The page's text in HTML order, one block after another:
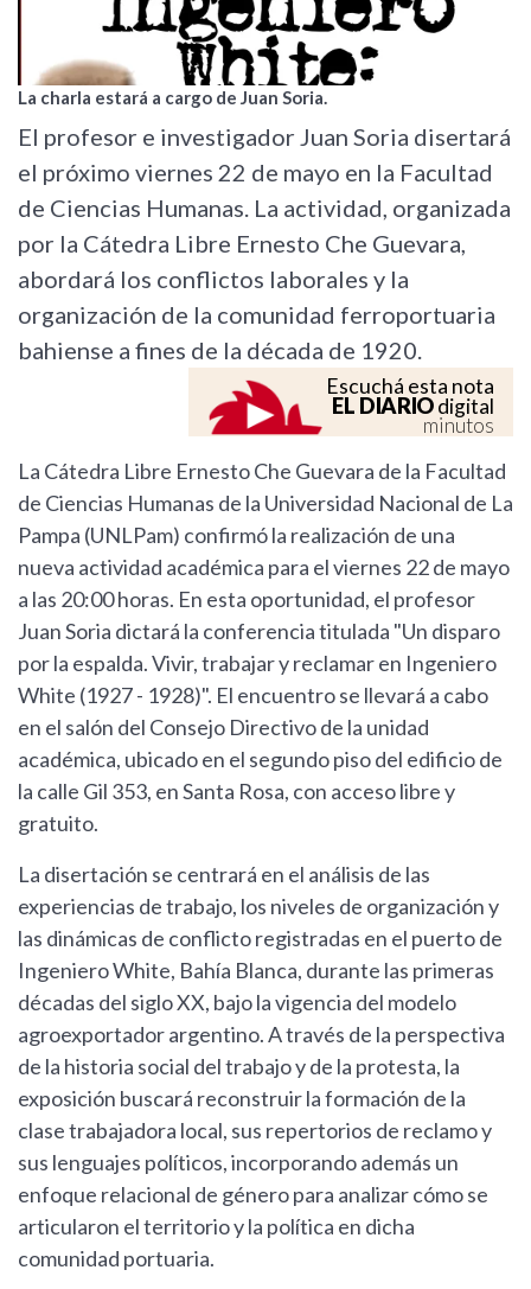
La charla estará a cargo de Juan Soria.
El profesor e investigador Juan Soria disertará
el próximo viernes 22 de mayo en la Facultad
de Ciencias Humanas. La actividad, organizada
por la Cátedra Libre Ernesto Che Guevara,
abordará los conflictos laborales y la
organización de la comunidad ferroportuaria
bahiense a fines de la década de 1920.
Escuchá esta nota
EL DIARIOdigital
minutos
La Cátedra Libre Ernesto Che Guevara de la Facultad
de Ciencias Humanas de la Universidad Nacional de La
Pampa (UNLPam) confirmó la realización de una
nueva actividad académica para el viernes 22 de mayo
a las 20:00 horas. En esta oportunidad, el profesor
Juan Soria dictará la conferencia titulada "Un disparo
por la espalda. Vivir, trabajar y reclamar en Ingeniero
White (1927 - 1928)". El encuentro se llevará a cabo
en el salón del Consejo Directivo de la unidad
académica, ubicado en el segundo piso del edificio de
la calle Gil 353, en Santa Rosa, con acceso libre y
gratuito.
La disertación se centrará en el análisis de las
experiencias de trabajo, los niveles de organización y
las dinámicas de conflicto registradas en el puerto de
Ingeniero White, Bahía Blanca, durante las primeras
décadas del siglo XX, bajo la vigencia del modelo
agroexportador argentino. A través de la perspectiva
de la historia social del trabajo y de la protesta, la
exposición buscará reconstruir la formación de la
clase trabajadora local, sus repertorios de reclamo y
sus lenguajes políticos, incorporando además un
enfoque relacional de género para analizar cómo se
articularon el territorio y la política en dicha
comunidad portuaria.